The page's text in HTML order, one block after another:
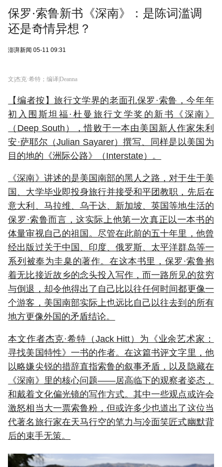
保罗·索鲁新书《深南》：是陈词滥调
还是奇情异想？
澎湃新闻 05-11 09:31
文|杰克·希特；编译|Deanna
【编者按】旅行文学界的老面孔保罗·索鲁，今年年
初入围斯坦福·杜曼旅行文学奖的新书《深南》
（Deep South），惜败于一本由美国 新人作家朱利
安·萨耶尔（Julian Sayarer）撰写、同样是以美国为
目的地的《洲际公路》（Interstate）。
《深南》讲述的是美国南部的黑人之路，对于生于美
国、大学毕业即投身旅行并接受和平团教职，先后在
意大利、马拉维、乌干达、新加坡、英国等地生活的
保罗·索鲁而言，这实际上他第一次真正以一本书的
体量审视自己的祖国。尽管在此前的五十年里，他曾
经出版过关于中国、印度、俄罗斯、太平洋群岛等一
系列被奉为圭臬的著作。在这本书里，保罗·索鲁抱
着无比接近故乡的念头投入写作，而一路所见的贫穷
与倒退，却令他得出了自己比以往任何时间都更像一
个游客，美国南部实际上也远比自己以往去到的所有
地方更像外国的矛盾结论。
本文作者杰克·希特（Jack Hitt）为《业余艺术家：
寻找美国特性》一书的作者。在这篇书评文字里，他
以略嫌尖锐的措辞直指索鲁的叙事矛盾，以及隐藏在
《深南》里的核心问题——居高临下的观察者姿态，
和戴着文化偏光镜的写作方式。其中一些观点或许会
激怒相当大一票索鲁粉，但或许多少也道出了这位当
代著名旅行家在天马行空的笔力与冷面笑匠式幽默背
后的束手无策。